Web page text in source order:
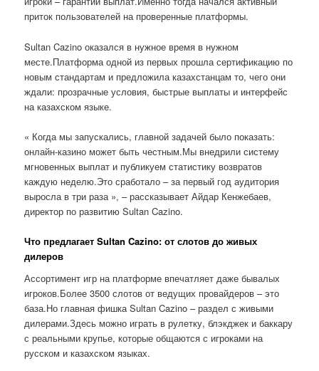
приток пользователей на проверенные платформы.
Sultan Cazino оказался в нужное время в нужном
месте.Платформа одной из первых прошла сертификацию по
новым стандартам и предложила казахстанцам то, чего они
ждали: прозрачные условия, быстрые выплаты и интерфейс
на казахском языке.
« Когда мы запускались, главной задачей было показать:
онлайн-казино может быть честным.Мы внедрили систему
мгновенных выплат и публикуем статистику возвратов
каждую неделю.Это сработало – за первый год аудитория
выросла в три раза », – рассказывает Айдар Кенжебаев,
директор по развитию Sultan Cazino.
Что предлагает Sultan Cazino: от слотов до живых
дилеров
Ассортимент игр на платформе впечатляет даже бывалых
игроков.Более 3500 слотов от ведущих провайдеров – это
база.Но главная фишка Sultan Cazino – раздел с живыми
дилерами.Здесь можно играть в рулетку, блэкджек и баккару
с реальными крупье, которые общаются с игроками на
русском и казахском языках.